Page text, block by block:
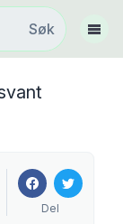
Søk
Søk
Vis
Del